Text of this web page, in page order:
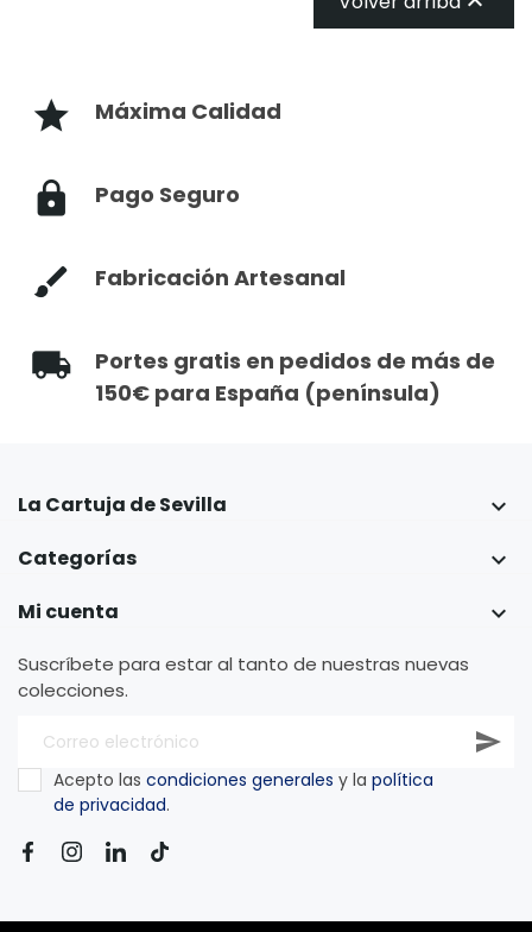
Máxima Calidad
Pago Seguro
Fabricación Artesanal
Portes gratis en pedidos de más de
150€ para España (península)
La Cartuja de Sevilla 
Categorías 
Mi cuenta 
Suscríbete para estar al tanto de nuestras nuevas
colecciones.
Acepto las condiciones generales y la política
de privacidad.